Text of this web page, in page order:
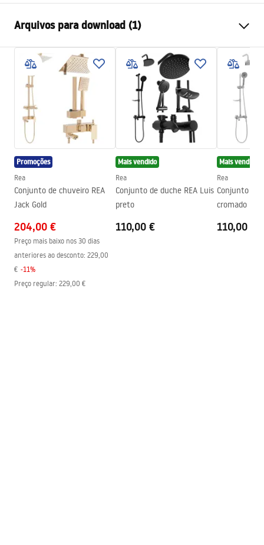
Cor
Preto
Tipo de cabina
Canto
Cor do vidro
Transparente 6mm
Como abrir
Inclinação
Assembléia
Em uma base de chuveiro ou
piso
Altura (mm)
1950
mm
Direção da cabina
Universal
Garantia
Revestimento Fácil e Limpo
Sim
Arquivos para download (1)
shower manual
shower manual.pdf
Promoções
Rea
Conjunto de chuveiro REA
Jack Gold
204,00 €
Preço mais baixo nos 30 dias
anteriores ao desconto: 229,00
€ -11%
Preço regular: 229,00 €
Mais vendido
Rea
Conjunto de duche REA Luis
preto
110,00 €
Mais vendido
Rea
Conjunto de
cromado Rea
110,00 €